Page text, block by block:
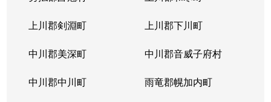
上川郡剣淵町 上川郡下川町
中川郡美深町 中川郡音威子府村
中川郡中川町 雨竜郡幌加内町